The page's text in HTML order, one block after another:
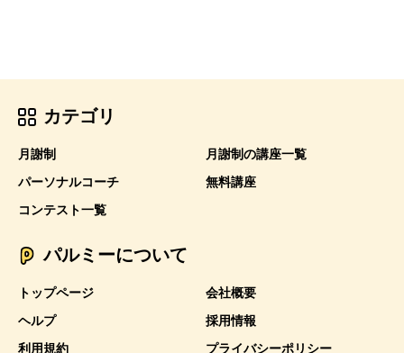
カテゴリ
月謝制
月謝制の講座一覧
パーソナルコーチ
無料講座
コンテスト一覧
パルミーについて
トップページ
会社概要
ヘルプ
採用情報
利用規約
プライバシーポリシー